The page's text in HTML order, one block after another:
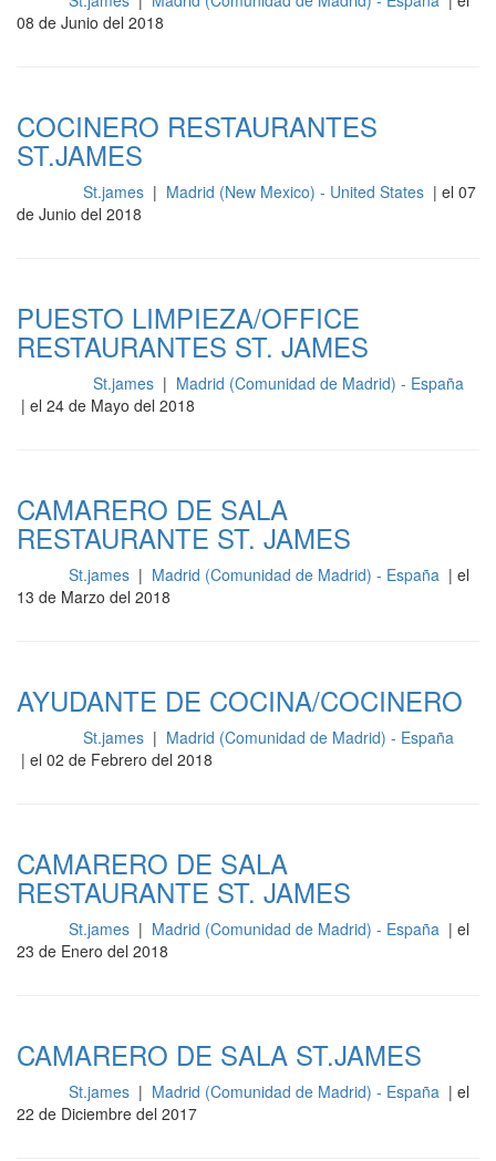
08 de Junio del 2018
COCINERO RESTAURANTES
ST.JAMES
St.james | Madrid (New Mexico) - United States | el 07
de Junio del 2018
PUESTO LIMPIEZA/OFFICE
RESTAURANTES ST. JAMES
St.james | Madrid (Comunidad de Madrid) - España
| el 24 de Mayo del 2018
CAMARERO DE SALA
RESTAURANTE ST. JAMES
St.james | Madrid (Comunidad de Madrid) - España | el
13 de Marzo del 2018
AYUDANTE DE COCINA/COCINERO
St.james | Madrid (Comunidad de Madrid) - España
| el 02 de Febrero del 2018
CAMARERO DE SALA
RESTAURANTE ST. JAMES
St.james | Madrid (Comunidad de Madrid) - España | el
23 de Enero del 2018
CAMARERO DE SALA ST.JAMES
St.james | Madrid (Comunidad de Madrid) - España | el
22 de Diciembre del 2017